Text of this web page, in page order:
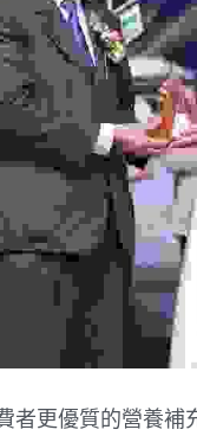
者更優質的營養